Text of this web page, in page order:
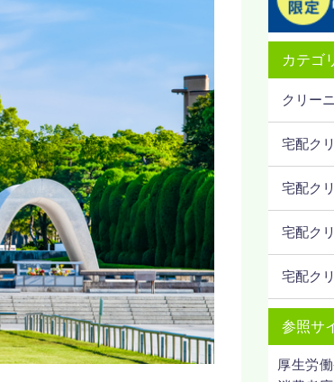
カテゴ
クリー
宅配ク
宅配ク
宅配ク
宅配ク
参照サ
厚生労